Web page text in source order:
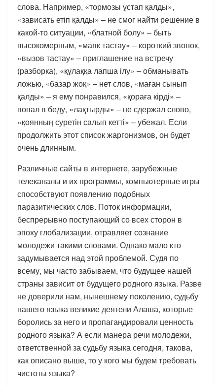
слова. Например, «тормозы ұстап қалды»,
«зависать етіп қалды» – не смог найти решение в
какой-то ситуации, «блатной болу» – быть
высокомерным, «маяк тастау» – короткий звонок,
«вызов тастау» – приглашение на встречу
(разборка), «құлаққа лапша ілу» – обманывать
ложью, «базар жоқ» – нет слов, «маған сынып
қалды» – я ему понравился, «қораға кірді» –
попал в беду, «лақтырды» – не сдержал слово,
«қоянның суретін салып кетті» – убежал. Если
продолжить этот список жаргонизмов, он будет
очень длинным.
Различные сайты в интернете, зарубежные
телеканалы и их программы, компьютерные игры
способствуют появлению подобных
паразитических слов. Поток информации,
беспрерывно поступающий со всех сторон в
эпоху глобализации, отравляет сознание
молодежи такими словами. Однако мало кто
задумывается над этой проблемой. Судя по
всему, мы часто забываем, что будущее нашей
страны зависит от будущего родного языка. Разве
не доверили нам, нынешнему поколению, судьбу
нашего языка великие деятели Алаша, которые
боролись за него и пропагандировали ценность
родного языка? А если манера речи молодежи,
ответственной за судьбу языка сегодня, такова,
как описано выше, то у кого мы будем требовать
чистоты языка?